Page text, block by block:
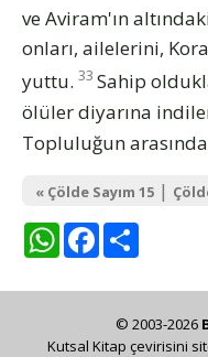
ve Aviram'ın
onları, ailelerini,
yuttu. 33 Sahip
ölüler diyarına
Topluluğun
« Çölde Sayım 15 |
WhatsAppFacebook
© 2003-2026
Kutsal Kitap çevirisini